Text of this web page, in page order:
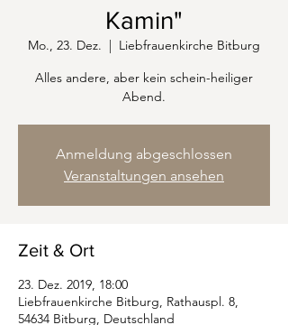
Kamin"
Mo., 23. Dez.
  |
Liebfrauenkirche Bitburg
Alles andere, aber kein schein-heiliger
Abend.
Anmeldung abgeschlossen
Veranstaltungen ansehen
Zeit & Ort
23. Dez. 2019, 18:00
Liebfrauenkirche Bitburg, Rathauspl. 8,
54634 Bitburg, Deutschland